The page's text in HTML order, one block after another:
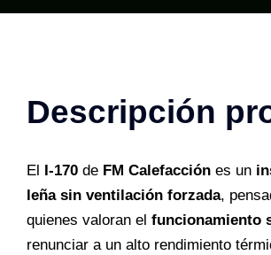
cantidad
Descripción
El I-170de FM Calefacciónes un
leña sin ventilación forzada,
quienes valoran el funcionamiento
renunciar a un alto rendimiento